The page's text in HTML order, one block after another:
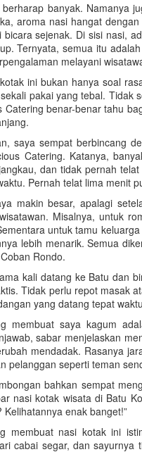
banyak. Namanya
aroma nasi hangat
bicara sejenak. Di sisi nasi,
Ternyata, semua itu
melayani
ini bukan hanya soal
pakai yang tebal. Tidak
Catering benar-benar tahu
saya sempat berbincang
Catering. Katanya,
dan tidak pernah
Pernah telat lima menit
makin besar, apalagi
Misalnya, untuk
untuk tamu
lebih menarik. Semua
Rondo.
kali datang ke Batu dan
Tidak perlu repot masak
yang datang tepat
membuat saya kagum
sabar menjelaskan
mendadak. Rasanya
pelanggan seperti teman
bahkan sempat
nasi kotak wisata di Batu
Kelihatannya enak banget!”
membuat nasi kotak ini
cabai segar, dan